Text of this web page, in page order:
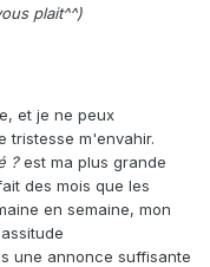
plait^^)
et je ne peux
tristesse m'envahir.
?est ma plus grande
des mois que les
en semaine, mon
une annonce suffisante